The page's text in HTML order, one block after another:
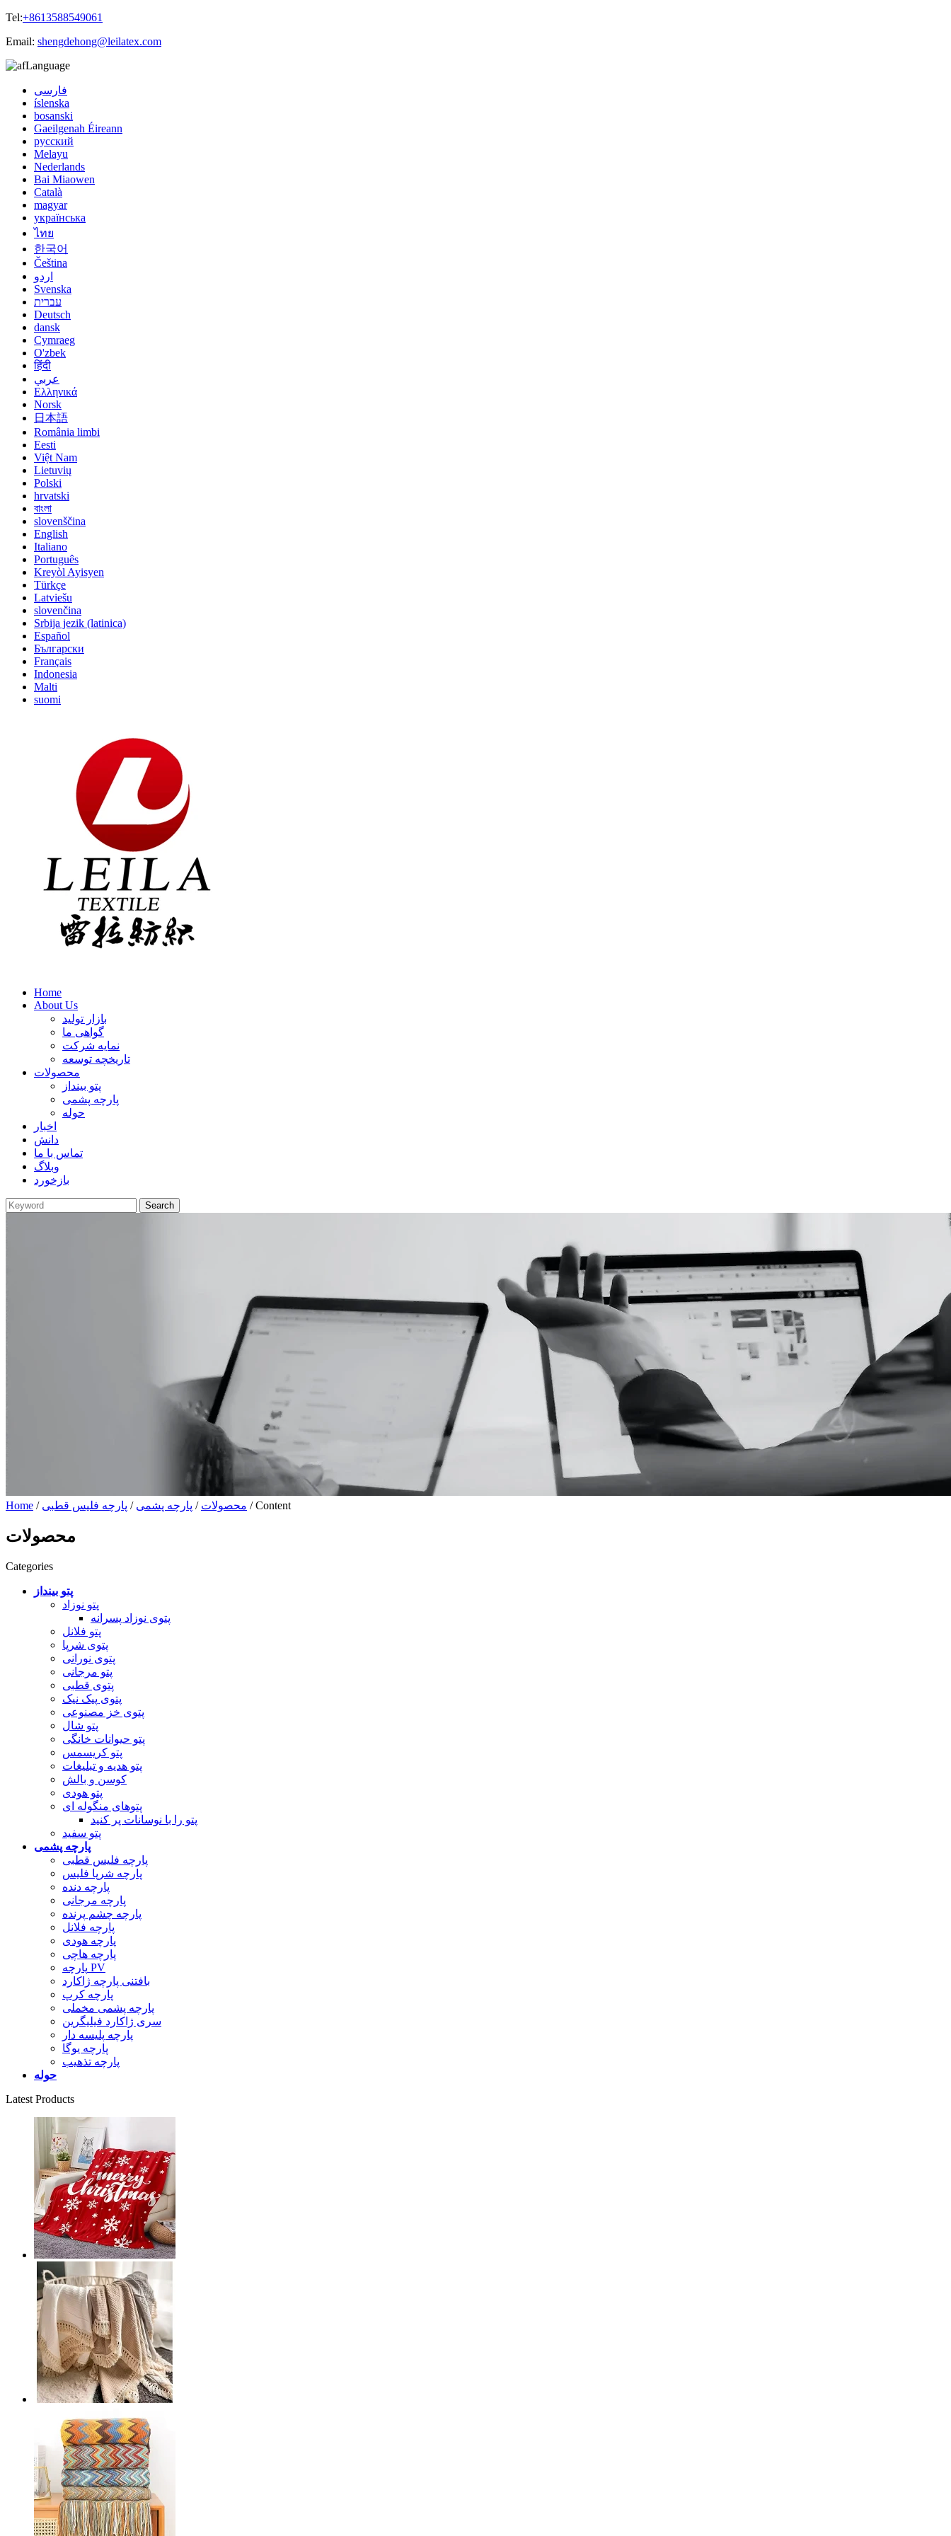
Tel:+8613588549061
Email: shengdehong@leilatex.com
Language
فارسی
íslenska
bosanski
Gaeilgenah Éireann
русский
Melayu
Nederlands
Bai Miaowen
Català
magyar
українська
ไทย
한국어
Čeština
اردو
Svenska
עברית
Deutsch
dansk
Cymraeg
O'zbek
हिंदी
عربي
Ελληνικά
Norsk
日本語
România limbi
Eesti
Việt Nam
Lietuvių
Polski
hrvatski
বাংলা
slovenščina
English
Italiano
Português
Kreyòl Ayisyen
Türkçe
Latviešu
slovenčina
Srbija jezik (latinica)
Español
Български
Français
Indonesia
Malti
suomi
Home
About Us
بازار تولید
گواهی ما
نمایه شرکت
تاریخچه توسعه
محصولات
پتو بینداز
پارچه پشمی
حوله
اخبار
دانش
تماس با ما
وبلاگ
بازخورد
Home / محصولات / پارچه پشمی / پارچه فلیس قطبی / Content
محصولات
Categories
پتو بینداز
پتو نوزاد
پتوی نوزاد پسرانه
پتو فلانل
پتوی شرپا
پتوی نورانی
پتو مرجانی
پتوی قطبی
پتوی پیک نیک
پتوی خز مصنوعی
پتو شال
پتو حیوانات خانگی
پتو کریسمس
پتو هدیه و تبلیغات
کوسن و بالش
پتو هودی
پتوهای منگوله ای
پتو را با نوسانات پر کنید
پتو سفید
پارچه پشمی
پارچه فلیس قطبی
پارچه شرپا فلیس
پارچه دنده
پارچه مرجانی
پارچه چشم پرنده
پارچه فلانل
پارچه هودی
پارچه هاچی
پارچه PV
بافتنی پارچه ژاکارد
پارچه کرپ
پارچه پشمی مخملی
سری ژاکارد فیلیگرین
پارچه پلیسه دار
پارچه یوگا
پارچه تذهیب
حوله
Latest Products